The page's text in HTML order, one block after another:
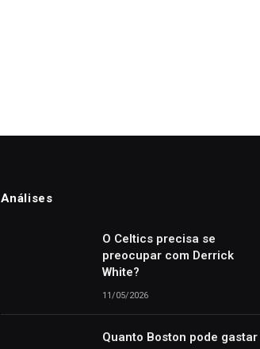
Análises
O Celtics precisa se
preocupar com Derrick
White?
11/05/2026
Quanto Boston pode gastar